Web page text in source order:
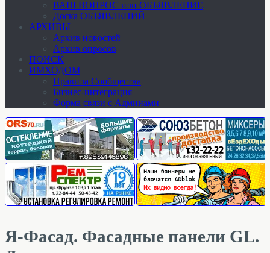
ВАШ ВОПРОС или ОБЪЯВЛЕНИЕ
Доска ОБЪЯВЛЕНИЙ
АРХИВЫ
Архив новостей
Архив опросов
ПОИСК
ИМХОДОМ
Правила Сообщества
Бизнес-интеграция
Форма связи с Админами
Я-Фасад. Фасадные панели GL.